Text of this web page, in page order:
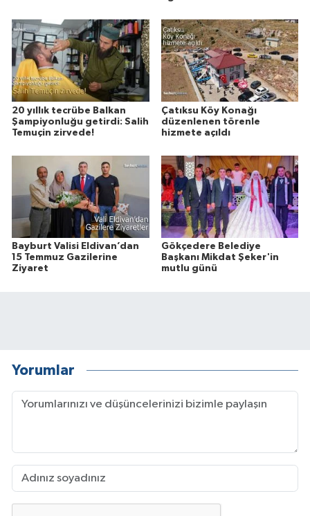
20 yıllık tecrübe Balkan
Şampiyonluğu getirdi: Salih
Temuçin zirvede!
Çatıksu Köy Konağı
düzenlenen törenle
hizmete açıldı
Bayburt Valisi Eldivan’dan
15 Temmuz Gazilerine
Ziyaret
Gökçedere Belediye
Başkanı Mikdat Şeker'in
mutlu günü
Yorumlar